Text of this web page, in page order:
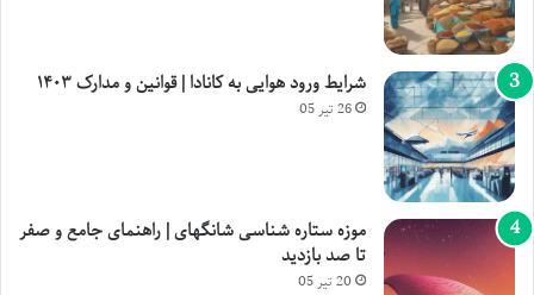
شرایط ورود هوایی به کانادا | قوانین و مدارک ۱۴۰۳
26 تیر 05
موزه ستاره شناسی شانگهای | راهنمای جامع و صفر
تا صد بازدید
20 تیر 05